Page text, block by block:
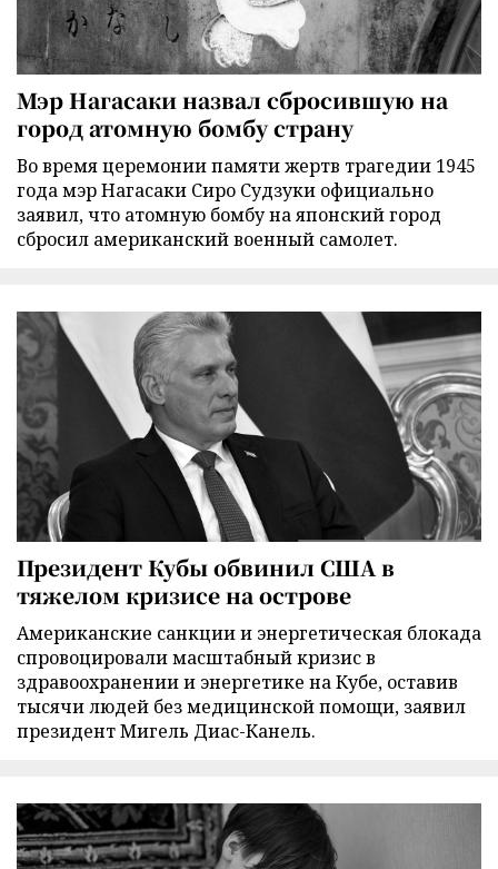
Мэр Нагасаки назвал сбросившую на
город атомную бомбу страну
Во время церемонии памяти жертв трагедии 1945
года мэр Нагасаки Сиро Судзуки официально
заявил, что атомную бомбу на японский город
сбросил американский военный самолет.
Президент Кубы обвинил США в
тяжелом кризисе на острове
Американские санкции и энергетическая блокада
спровоцировали масштабный кризис в
здравоохранении и энергетике на Кубе, оставив
тысячи людей без медицинской помощи, заявил
президент Мигель Диас-Канель.